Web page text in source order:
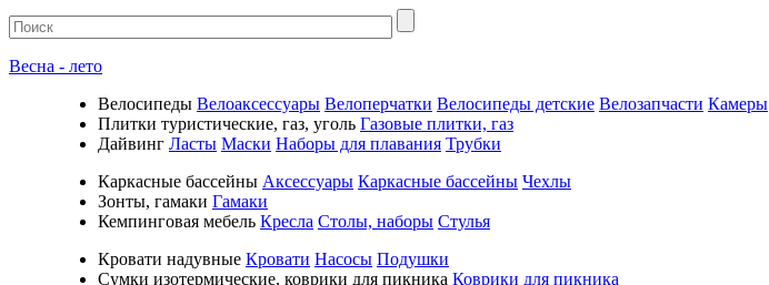
Весна - лето
Велосипеды Велоаксессуары Велоперчатки Велосипеды детские Велозапчасти Камеры
Плитки туристические, газ, уголь Газовые плитки, газ
Дайвинг Ласты Маски Наборы для плавания Трубки
Каркасные бассейны Аксессуары Каркасные бассейны Чехлы
Зонты, гамаки Гамаки
Кемпинговая мебель Кресла Столы, наборы Стулья
Кровати надувные Кровати Насосы Подушки
Cумки изотермические, коврики для пикника Коврики для пикника